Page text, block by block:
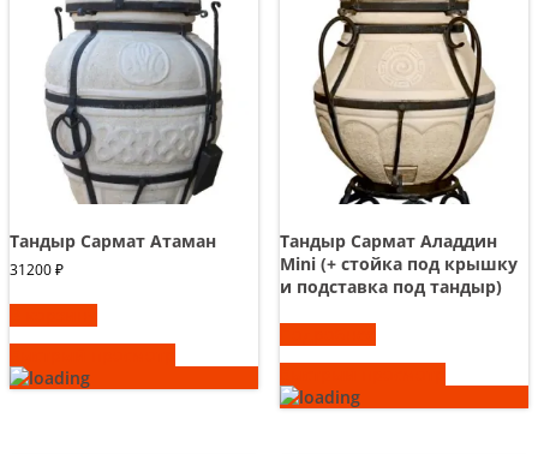
Тандыр Сармат Атаман
31200₽
Тандыр Сармат Аладдин
Mini (+ стойка под крышку
и подставка под тандыр)